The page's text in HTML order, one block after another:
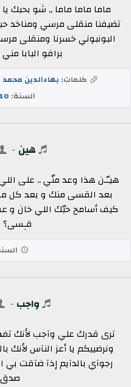
ماما ماما ماما ,, شو بحبك يا
تضيفنا منقلى مرسي ومناخد
البونبوني خسرنا ومنقلى
برافو البابا
كلمات: بهاءالدين محمد
السنة:
هين -
هيـّـن هذا وعد منّي .. على
بعد القسى منك و بعد كل
كيف أسامح حبّك اللي خان و
واجب -
ترى قدرك علي وآجب لأنك
ونرضييكم يا أعز النآس لأنك
رجوآي بالدآيم إذآ ضآقت